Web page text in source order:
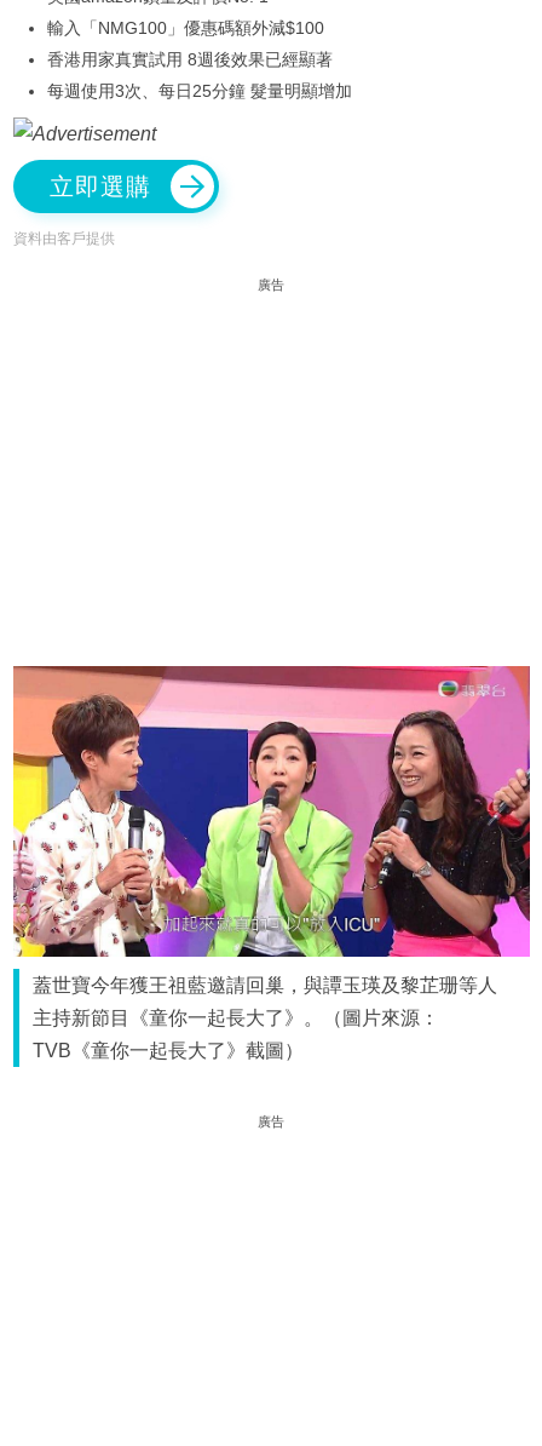
輸入「NMG100」優惠碼額外減$100
香港用家真實試用 8週後效果已經顯著
每週使用3次、每日25分鐘 髮量明顯增加
立即選購
資料由客戶提供
廣告
蓋世寶今年獲王祖藍邀請回巢，與譚玉瑛及黎芷珊等人
主持新節目《童你一起長大了》。（圖片來源：
TVB《童你一起長大了》截圖）
廣告